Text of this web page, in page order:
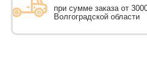
при сумме заказа от
Волгоградской области